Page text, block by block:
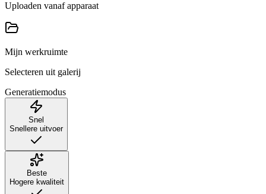
Uploaden vanaf apparaat
Mijn werkruimte
Selecteren uit galerij
Generatiemodus
Snel
Snellere uitvoer
Beste
Hogere kwaliteit